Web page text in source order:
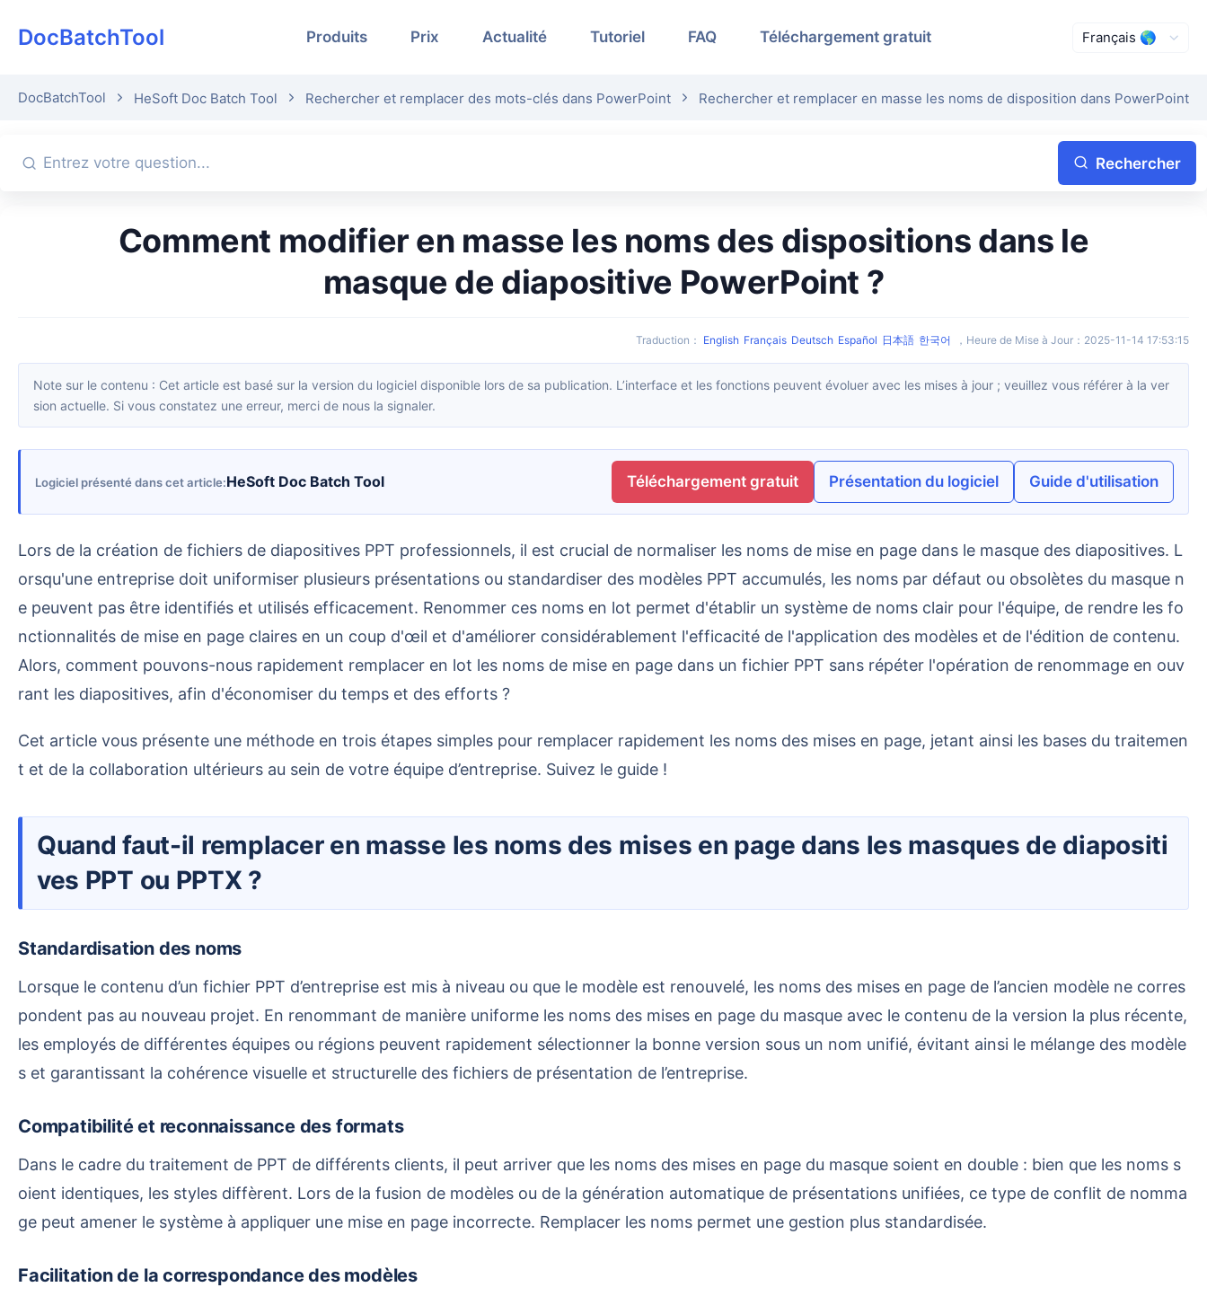
DocBatchTool Produits Prix Actualité Tutoriel FAQ Téléchargement gratuit
DocBatchTool HeSoft Doc Batch Tool Rechercher et remplacer des mots-clés dans PowerPoint Rechercher et remplacer en masse les noms de disposition dans PowerPoint
Rechercher
Comment modifier en masse les noms des dispositions dans le
masque de diapositive PowerPoint ?
Traduction ： English Français Deutsch Español 日本語 한국어 ， Heure de Mise à Jour ： 2025-11-14 17:53:15
Note sur le contenu : Cet article est basé sur la version du logiciel disponible lors de sa publication. L’interface et les fonctions peuvent évoluer avec les mises à jour ; veuillez vous référer à la ver
sion actuelle. Si vous constatez une erreur, merci de nous la signaler.
Logiciel présenté dans cet article HeSoft Doc Batch Tool Téléchargement gratuit Présentation du logiciel Guide d'utilisation
Lors de la création de fichiers de diapositives PPT professionnels, il est crucial de normaliser les noms de mise en page dans le masque des diapositives. L
orsqu'une entreprise doit uniformiser plusieurs présentations ou standardiser des modèles PPT accumulés, les noms par défaut ou obsolètes du masque n
e peuvent pas être identifiés et utilisés efficacement. Renommer ces noms en lot permet d'établir un système de noms clair pour l'équipe, de rendre les fo
nctionnalités de mise en page claires en un coup d'œil et d'améliorer considérablement l'efficacité de l'application des modèles et de l'édition de contenu.
Alors, comment pouvons-nous rapidement remplacer en lot les noms de mise en page dans un fichier PPT sans répéter l'opération de renommage en ouv
rant les diapositives, afin d'économiser du temps et des efforts ?
Cet article vous présente une méthode en trois étapes simples pour remplacer rapidement les noms des mises en page, jetant ainsi les bases du traitemen
t et de la collaboration ultérieurs au sein de votre équipe d’entreprise. Suivez le guide !
Quand faut-il remplacer en masse les noms des mises en page dans les masques de diapositi
ves PPT ou PPTX ?
Standardisation des noms
Lorsque le contenu d’un fichier PPT d’entreprise est mis à niveau ou que le modèle est renouvelé, les noms des mises en page de l’ancien modèle ne corres
pondent pas au nouveau projet. En renommant de manière uniforme les noms des mises en page du masque avec le contenu de la version la plus récente,
les employés de différentes équipes ou régions peuvent rapidement sélectionner la bonne version sous un nom unifié, évitant ainsi le mélange des modèle
s et garantissant la cohérence visuelle et structurelle des fichiers de présentation de l’entreprise.
Compatibilité et reconnaissance des formats
Dans le cadre du traitement de PPT de différents clients, il peut arriver que les noms des mises en page du masque soient en double : bien que les noms s
oient identiques, les styles diffèrent. Lors de la fusion de modèles ou de la génération automatique de présentations unifiées, ce type de conflit de nomma
ge peut amener le système à appliquer une mise en page incorrecte. Remplacer les noms permet une gestion plus standardisée.
Facilitation de la correspondance des modèles